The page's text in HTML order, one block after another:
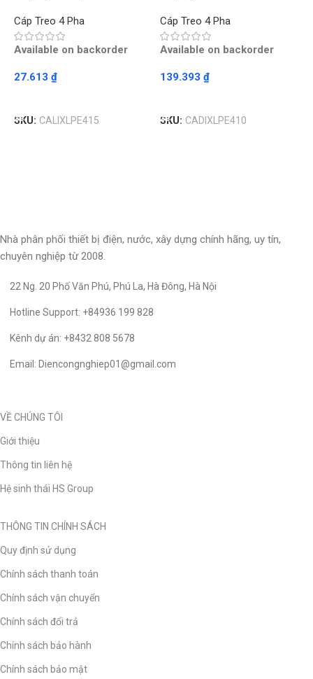
Mét
Cáp Treo 4 Pha
Available on backorder
27.613 ₫
SKU: CALIXLPE415
Mét
Cáp Treo 4 Pha
Available on backorder
139.393 ₫
SKU: CADIXLPE410
Nhà phân phối thiết bị điện, nước, xây dựng chính hãng, uy tín,
chuyên nghiệp từ 2008.
22 Ng. 20 Phố Văn Phú, Phú La, Hà Đông, Hà Nội
Hotline Support: +84936 199 828
Kênh dự án: +8432 808 5678
Email: Diencongnghiep01@gmail.com
VỀ CHÚNG TÔI
Giới thiệu
Thông tin liên hệ
Hệ sinh thái HS Group
THÔNG TIN CHÍNH SÁCH
Quy định sử dụng
Chính sách thanh toán
Chính sách vận chuyển
Chính sách đổi trả
Chính sách bảo hành
Chính sách bảo mật